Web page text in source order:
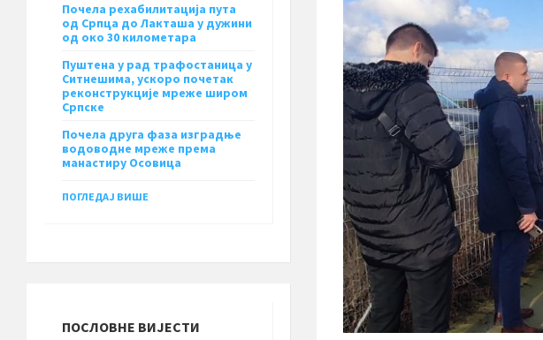
Почела рехабилитација пута
од Српца до Лакташа у дужини
од око 30 километара
Пуштена у рад трафостаница у
Ситнешима, ускоро почетак
реконструкције мреже широм
Српске
Почела друга фаза изградње
водоводне мреже према
манастиру Осовица
ПОГЛЕДАЈ ВИШЕ
ПОСЛОВНЕ ВИЈЕСТИ